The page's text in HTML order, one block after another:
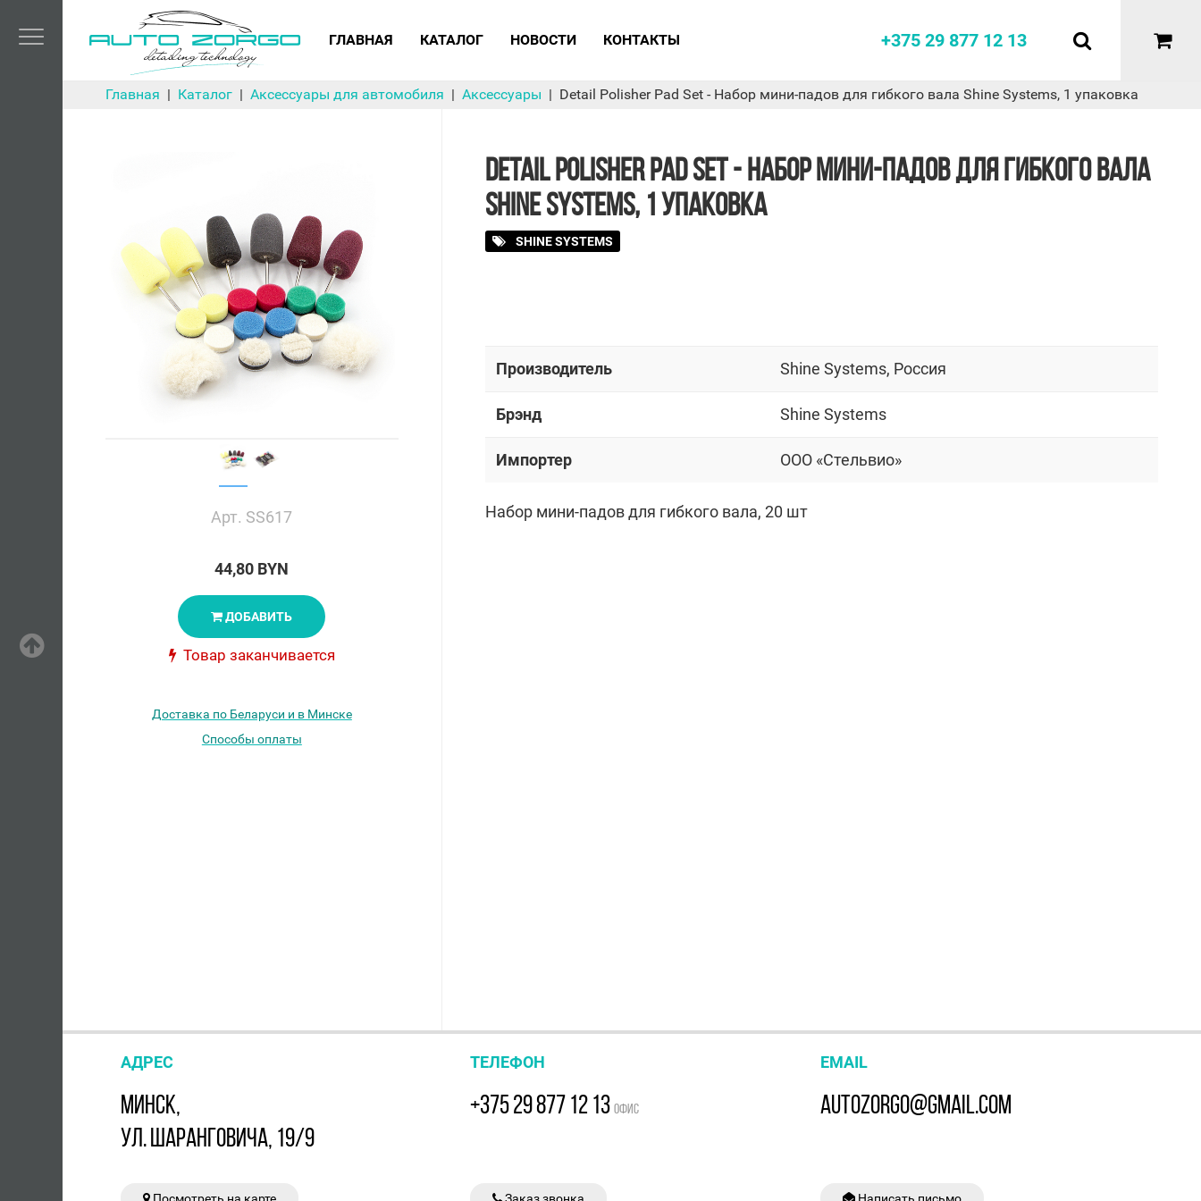
ГЛАВНАЯ КАТАЛОГ НОВОСТИ КОНТАКТЫ +375 29 877 12 13
Главная Каталог Аксессуары для автомобиля Аксессуары Detail Polisher Pad Set - Набор мини-падов для гибкого вала Shine Systems, 1 упаковка
DETAIL POLISHER PAD SET - НАБОР МИНИ-ПАДОВ ДЛЯ ГИБКОГО ВАЛА
SHINE SYSTEMS, 1 УПАКОВКА
SHINE SYSTEMS
Арт. SS617
44,80 BYN
ДОБАВИТЬ
Товар заканчивается
Доставка по Беларуси и в Минске
Способы оплаты
Производитель Shine Systems, Россия
Брэнд Shine Systems
Импортер OOO «Стельвио»
Набор мини-падов для гибкого вала, 20 шт
АДРЕС
МИНСК,
УЛ. ШАРАНГОВИЧА, 19/9
ТЕЛЕФОН
+375 29 877 12 13ОФИС
EMAIL
AUTOZORGO@GMAIL.COM